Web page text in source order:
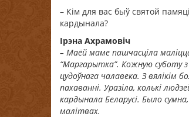
– Кім для вас быў святой
кардынала?
Ірэна Ахрамовіч
– Маёй маме пашчасціла
“Маргарытка”. Кожную суботу з
цудоўнага чалавека. З вялікім
пахаванні. Уразіла, колькі
кардынала Беларусі. Было
малітвах.